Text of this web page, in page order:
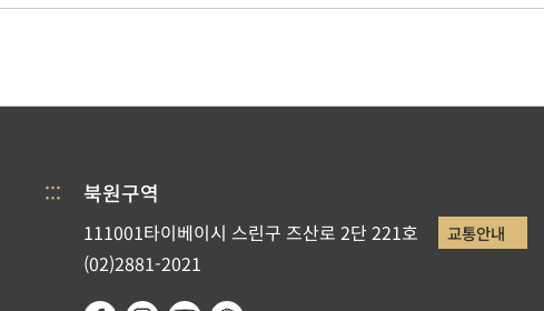
::: 북원구역
111001타이베이시 스린구 즈산로 2단 221호 교통안내
(02)2881-2021